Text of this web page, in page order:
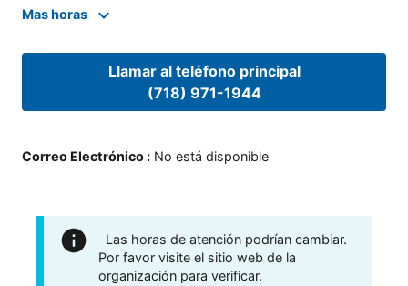
Mas horas
Llamar al teléfono principal
(718) 971-1944
Correo Electrónico : No está disponible
Las horas de atención podrían cambiar.
Por favor visite el sitio web de la
organización para verificar.